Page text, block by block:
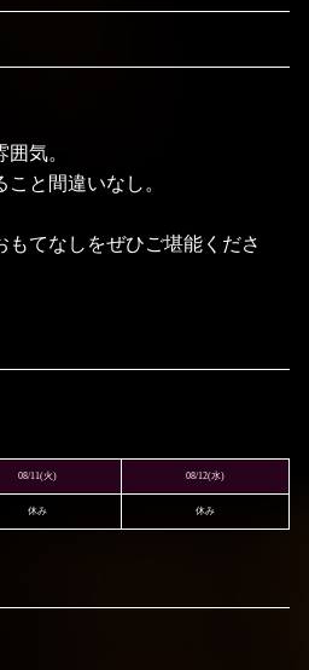
気。
と間違いなし。
てなしをぜひご堪能くださ
08/11(火) 08/12(水)
休み 休み